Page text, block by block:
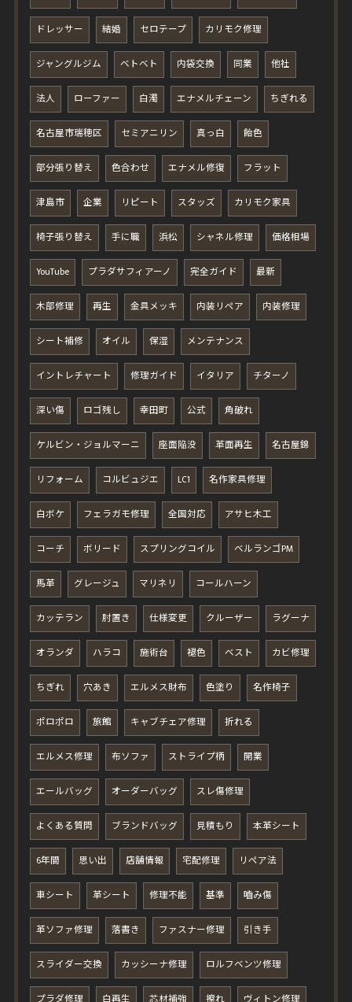
ドレッサー 結婚 セロテープ カリモク修理
ジャングルジム ベトベト 内袋交換 同業 他社
法人 ローファー 白濁 エナメルチェーン ちぎれる
名古屋市瑞穂区 セミアニリン 真っ白 飴色
部分張り替え 色合わせ エナメル修復 フラット
津島市 企業 リピート スタッズ カリモク家具
椅子張り替え 手に職 浜松 シャネル修理 価格相場
YouTube プラダサフィアーノ 完全ガイド 最新
木部修理 再生 金具メッキ 内装リペア 内装修理
シート補修 オイル 保湿 メンテナンス
イントレチャート 修理ガイド イタリア チターノ
深い傷 ロゴ残し 幸田町 公式 角破れ
ケルビン・ジョルマーニ 座面陥没 革面再生 名古屋錦
リフォーム コルビュジエ LC1 名作家具修理
白ボケ フェラガモ修理 全国対応 アサヒ木工
コーチ ボリード スプリングコイル ベルランゴPM
馬革 グレージュ マリネリ コールハーン
カッテラン 肘置き 仕様変更 クルーザー ラグーナ
オランダ ハラコ 施術台 褪色 ベスト カビ修理
ちぎれ 穴あき エルメス財布 色塗り 名作椅子
ポロポロ 旅館 キャブチェア修理 折れる
エルメス修理 布ソファ ストライプ柄 開業
エールバッグ オーダーバッグ スレ傷修理
よくある質問 ブランドバッグ 見積もり 本革シート
6年間 思い出 店舗情報 宅配修理 リペア法
車シート 革シート 修理不能 基準 嚙み傷
革ソファ修理 落書き ファスナー修理 引き手
スライダー交換 カッシーナ修理 ロルフベンツ修理